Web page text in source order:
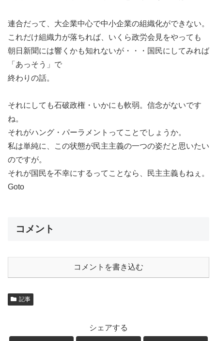
連合だって、大企業中心で中小企業の組織化ができない。
これだけ組織力が落ちれば、いくら政労会見をやっても
朝日新聞には響くかも知れないが・・・国民にしてみれば
「あっそう」で
終わりの話。
それにしても石破政権・いかにも軟弱。信念がないです
ね。
それがハング・パーラメントってことでしょうか。
私は単純に、この状態が民主主義の一つの姿だと思いたい
のですが。
それが国民を不幸にするってことなら、民主主義もねぇ。
Goto
コメント
コメントを書き込む
記事
シェアする